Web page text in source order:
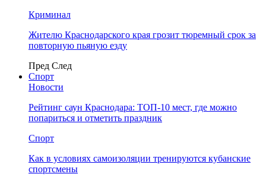
Криминал
Жителю Краснодарского края грозит тюремный срок за
повторную пьяную езду
Пред След
Спорт
Новости
Рейтинг саун Краснодара: ТОП-10 мест, где можно
попариться и отметить праздник
Спорт
Как в условиях самоизоляции тренируются кубанские
спортсмены